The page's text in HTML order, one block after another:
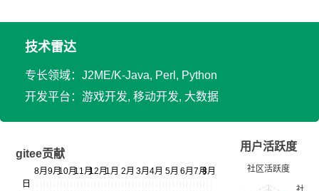
技术雷达
专长领域：J2ME/K-Java, Perl, Python
开发平台：游戏开发, 移动开发, 大数据
gitee贡献
用户活跃度